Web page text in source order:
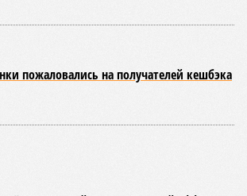
пожаловались на получателей кешбэка